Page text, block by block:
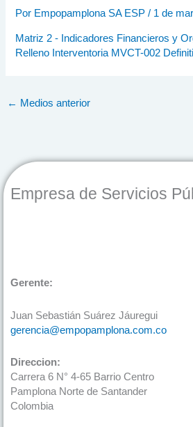
Por Empopamplona SA ESP/ 1 de
Matriz 2 - Indicadores Financieros y
Relleno Interventoria MVCT-002
← Medios anterior
Empresa de Servicios
Gerente:
Juan Sebastián Suárez Jáuregui
gerencia@empopamplona.com.co
Direccion:
Carrera 6 N° 4-65 Barrio Centro
Pamplona Norte de Santander
Colombia